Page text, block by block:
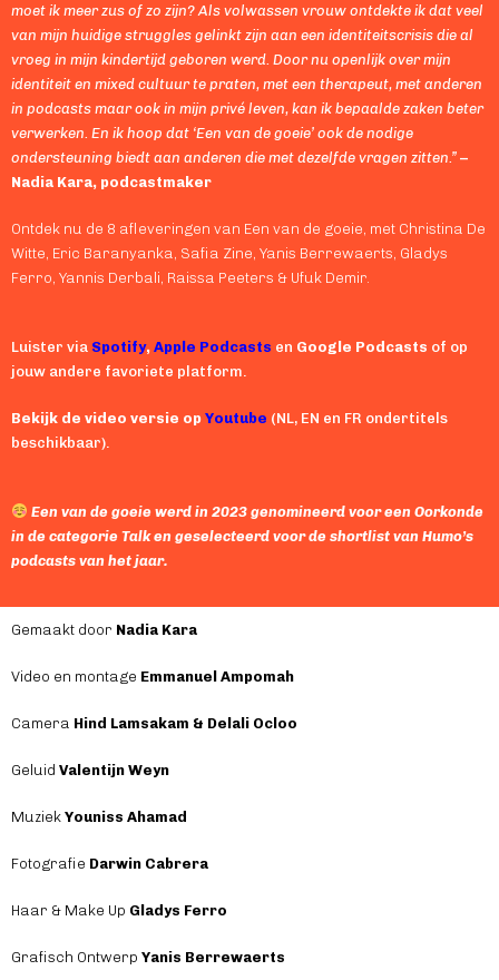
moet ik meer zus of zo zijn? Als volwassen vrouw ontdekte ik dat veel
van mijn huidige struggles gelinkt zijn aan een identiteitscrisis die al
vroeg in mijn kindertijd geboren werd. Door nu openlijk over mijn
identiteit en mixed cultuur te praten, met een therapeut, met anderen
in podcasts maar ook in mijn privé leven, kan ik bepaalde zaken beter
verwerken. En ik hoop dat ‘Een van de goeie’ ook de nodige
ondersteuning biedt aan anderen die met dezelfde vragen zitten.” –
Nadia Kara, podcastmaker
Ontdek nu de 8 afleveringen van Een van de goeie, met Christina De
Witte, Eric Baranyanka, Safia Zine, Yanis Berrewaerts, Gladys
Ferro, Yannis Derbali, Raissa Peeters & Ufuk Demir.
Luister via Spotify, Apple Podcasts en Google Podcasts of op
jouw andere favoriete platform.
Bekijk de video versie op Youtube (NL, EN en FR ondertitels
beschikbaar).
Een van de goeie werd in 2023 genomineerd voor een Oorkonde
in de categorie Talk en geselecteerd voor de shortlist van Humo’s
podcasts van het jaar.
Gemaakt door Nadia Kara
Video en montage Emmanuel Ampomah
Camera Hind Lamsakam & Delali Ocloo
Geluid Valentijn Weyn
Muziek Youniss Ahamad
Fotografie Darwin Cabrera
Haar & Make Up Gladys Ferro
Grafisch Ontwerp Yanis Berrewaerts